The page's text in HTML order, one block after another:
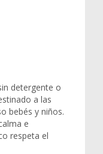
detergente o
a las
bebés y niños.
e
respeta el